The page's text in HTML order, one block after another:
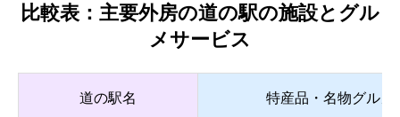
比較表：主要外房の道の駅の施設とグル
メサービス
道の駅名 特産品・名物グルメ